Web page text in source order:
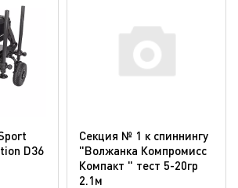
D36
Секция № 1 к спиннингу
"Волжанка Компромисс
Компакт " тест 5-20гр
2.1м